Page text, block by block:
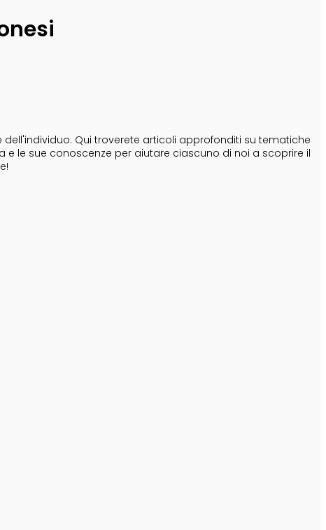
Qui troverete articoli approfonditi su tematiche
le sue conoscenze per aiutare ciascuno di noi a scoprire il